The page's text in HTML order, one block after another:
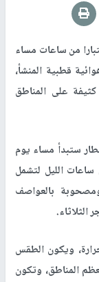
من ساعات مساء
قطبية المنشأ،
على المناطق
ستبدأ مساء يوم
ساعات الليل لتشمل
بالعواصف
الثلاثاء.
ويكون الطقس
المناطق، وتكون